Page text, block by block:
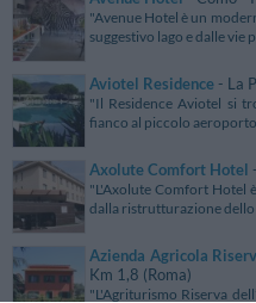
"Avenue Hotel è un
suggestivo lago e dalle vie
Aviotel Residence - La
"Il Residence Aviotel si
fianco al piccolo
Axolute Comfort Hotel
"L'Axolute Comfort Hotel
dalla ristrutturazione dello
Azienda Agricola
Km 1,8 (Roma)
"L'Agriturismo Riserva